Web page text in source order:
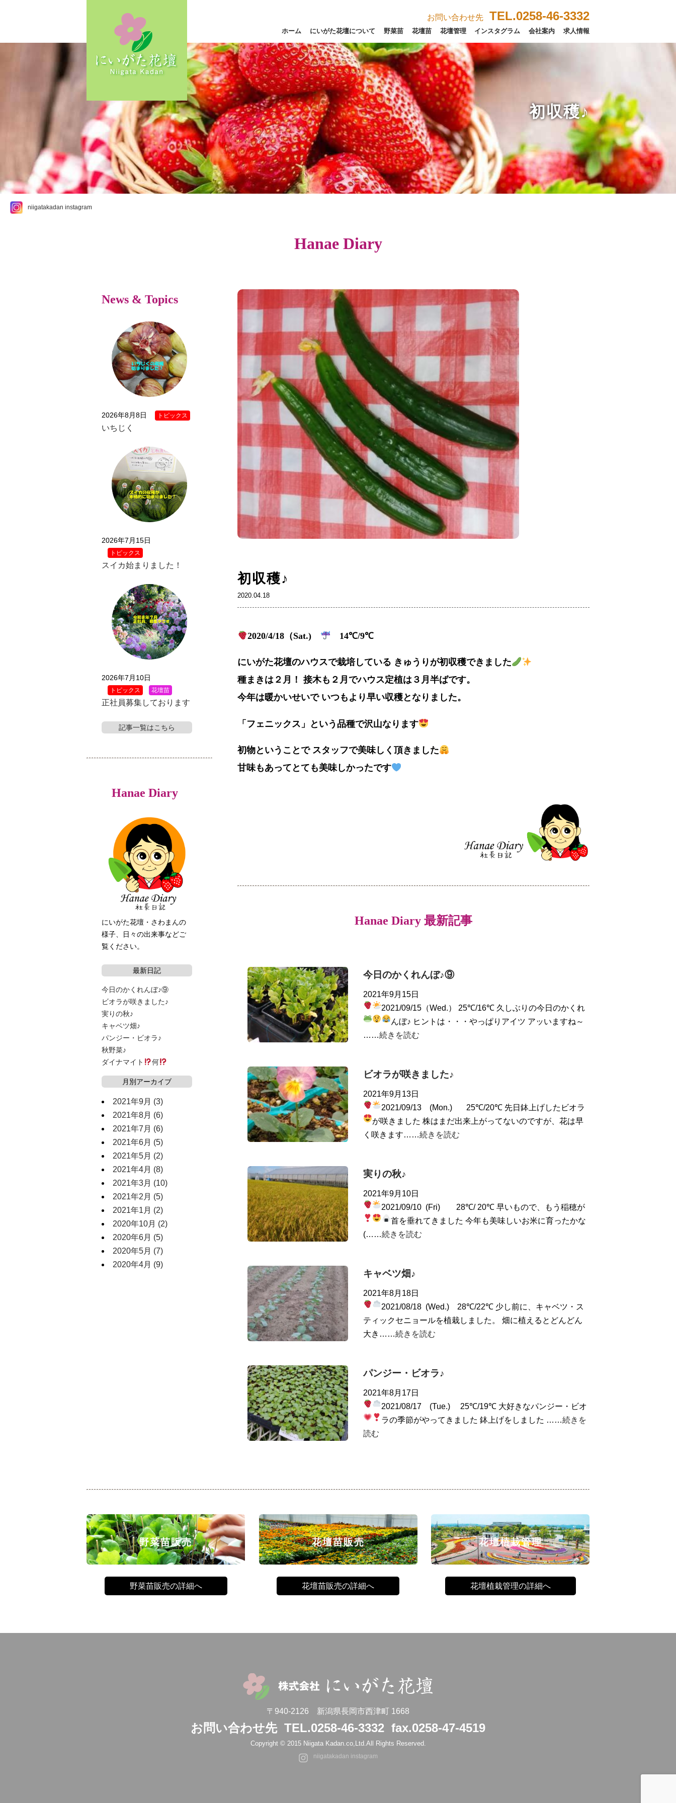
お問い合わせ先 TEL.0258-46-3332
ホーム にいがた花壇について 野菜苗 花壇苗 花壇管理 インスタグラム 会社案内 求人情報
初収穫♪
Hanae Diary
niigatakadan instagram
初収穫♪
2020.04.18
2020/4/18（Sat.) 14℃/9℃
にいがた花壇のハウスで栽培している きゅうりが初収穫できました
種まきは２月！ 接木も２月でハウス定植は３月半ばです。
今年は暖かいせいで いつもより早い収穫となりました。
「フェニックス」という品種で沢山なります
初物ということで スタッフで美味しく頂きました
甘味もあってとても美味しかったです
Hanae Diary 最新記事
今日のかくれんぼ♪⑨
2021年9月15日
2021/09/15（Wed.）
25℃/16℃ 久しぶりの今日のかくれ
んぼ♪ ヒントは・・・やっぱりアイツ アッいますね～
……続きを読む
ビオラが咲きました♪
2021年9月13日
2021/09/13 (Mon.)
25℃/20℃ 先日鉢上げしたビオラ
が咲きました 株はまだ出来上がってないのですが、花は早
く咲きます……続きを読む
実りの秋♪
2021年9月10日
2021/09/10 (Fri)
28℃/ 20℃ 早いもので、もう稲穂が
首を垂れてきました 今年も美味しいお米に育ったかな
(……続きを読む
キャベツ畑♪
2021年8月18日
2021/08/18 (Wed.)28℃/22℃ 少し前に、キャベツ・ス
ティックセニョールを植栽しました。 畑に植えるとどんどん
大き……続きを読む
パンジー・ビオラ♪
2021年8月17日
2021/08/17 (Tue.)
25℃/19℃ 大好きなパンジー・ビオ
ラの季節がやってきました 鉢上げをしました ……続きを
読む
News & Topics
2026年8月8日 トピックス
いちじく
2026年7月15日
トピックス
スイカ始まりました！
2026年7月10日
トピックス 花壇苗
正社員募集しております
記事一覧はこちら
Hanae Diary
にいがた花壇・さわまんの
様子、日々の出来事などご
覧ください。
最新日記
今日のかくれんぼ♪⑨
ビオラが咲きました♪
実りの秋♪
キャベツ畑♪
パンジー・ビオラ♪
秋野菜♪
ダイナマイト
何
月別アーカイブ
2021年9月 (3)
2021年8月 (6)
2021年7月 (6)
2021年6月 (5)
2021年5月 (2)
2021年4月 (8)
2021年3月 (10)
2021年2月 (5)
2021年1月 (2)
2020年10月 (2)
2020年6月 (5)
2020年5月 (7)
2020年4月 (9)
野菜苗販売
野菜苗販売の詳細へ
花壇苗販売
花壇苗販売の詳細へ
花壇植栽管理
花壇植栽管理の詳細へ
〒940-2126 新潟県長岡市西津町 1668
お問い合わせ先 TEL.0258-46-3332 fax.0258-47-4519
Copyright © 2015 Niigata Kadan.co,Ltd. All Rights Reserved.
niigatakadan instagram